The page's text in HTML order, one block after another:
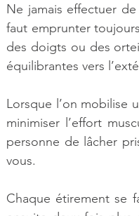
Ne jamais effectuer
faut emprunter
des doigts ou des
équilibrantes vers
Lorsque l’on mobilise
minimiser l’effort
personne de lâcher
vous.
Chaque étirement se